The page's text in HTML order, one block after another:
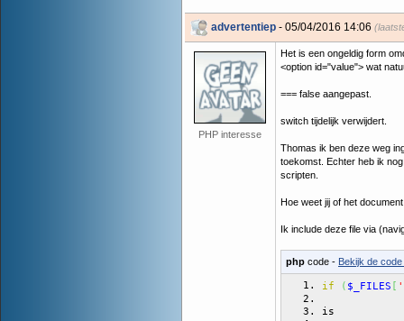
advertentiep - 05/04/2016 14:06
PHP interesse
Het is een ongeldig form
<option id="value"> wat
=== false aangepast.
switch tijdelijk verwijdert.
Thomas ik ben deze weg
toekomst. Echter heb ik
scripten.
Hoe weet jij of het
Ik include deze file via
php code - Bekijk de
if ( $_FILES [
is